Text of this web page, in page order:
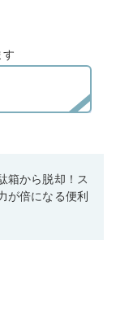
す
箱から脱却！ス
が倍になる便利